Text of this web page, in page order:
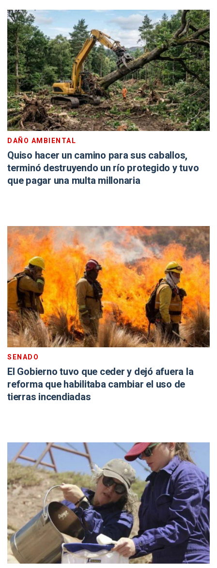
DAÑO AMBIENTAL
Quiso hacer un camino para sus caballos,
terminó destruyendo un río protegido y tuvo
que pagar una multa millonaria
SENADO
El Gobierno tuvo que ceder y dejó afuera la
reforma que habilitaba cambiar el uso de
tierras incendiadas